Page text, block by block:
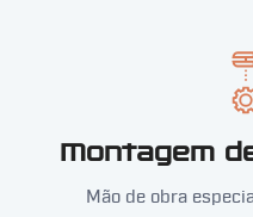
Montagem
Mão de obra